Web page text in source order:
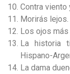
Contra viento
Morirás lejos.
Los ojos más
La historia
Hispano-
La dama